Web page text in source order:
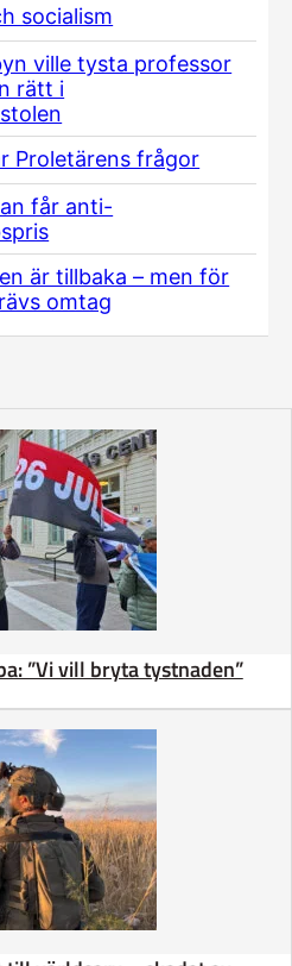
socialism
ville tysta professor
rätt i
Proletärens frågor
får anti-
är tillbaka – men för
omtag
”Vi vill bryta tystnaden”